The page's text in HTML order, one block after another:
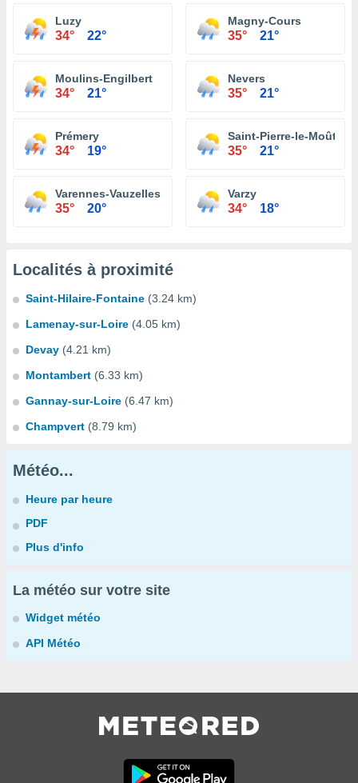
Luzy
34° 22°
Magny-Cours
35° 21°
Moulins-Engilbert
34° 21°
Nevers
35° 21°
Prémery
34° 19°
Saint-Pierre-le-Moûtier
35° 21°
Varennes-Vauzelles
35° 20°
Varzy
34° 18°
Localités à proximité
Saint-Hilaire-Fontaine (3.24 km)
Lamenay-sur-Loire (4.05 km)
Devay (4.21 km)
Montambert (6.33 km)
Gannay-sur-Loire (6.47 km)
Champvert (8.79 km)
Météo...
Heure par heure
PDF
Plus d'info
La météo sur votre site
Widget météo
API Météo